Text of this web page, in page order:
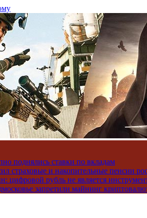
поднялись ставки по вкладам
страховые и накопительные пенсии
цифровой рубль не является
запретили майнинг